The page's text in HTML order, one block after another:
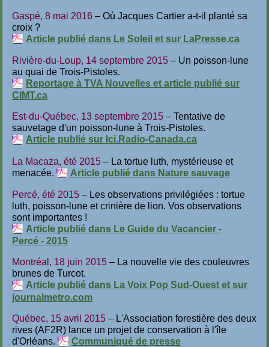
Gaspé, 8 mai 2016 – Où Jacques Cartier a-t-il planté sa
croix ?
Article publié dans Le Soleil et sur LaPresse.ca
Rivière-du-Loup, 14 septembre 2015 – Un poisson-lune
au quai de Trois-Pistoles.
Reportage à TVA Nouvelles et article publié sur
CIMT.ca
Est-du-Québec, 13 septembre 2015 – Tentative de
sauvetage d'un poisson-lune à Trois-Pistoles.
Article publié sur Ici.Radio-Canada.ca
La Macaza, été 2015 – La tortue luth, mystérieuse et
menacée.
Article publié dans Nature sauvage
Percé, été 2015 – Les observations privilégiées : tortue
luth, poisson-lune et crinière de lion. Vos observations
sont importantes !
Article publié dans Le Guide du Vacancier -
Percé - 2015
Montréal, 18 juin 2015 – La nouvelle vie des couleuvres
brunes de Turcot.
Article publié dans La Voix Pop Sud-Ouest et sur
journalmetro.com
Québec, 15 avril 2015 – L'Association forestière des deux
rives (AF2R) lance un projet de conservation à l'île
d'Orléans.
Communiqué de presse